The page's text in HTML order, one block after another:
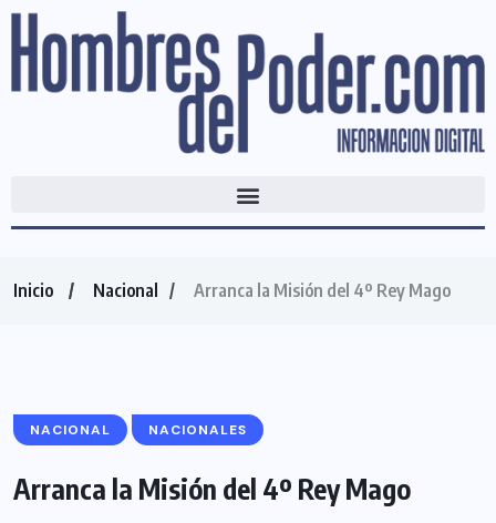
Inicio Nacional Arranca la Misión del 4º Rey Mago
NACIONAL NACIONALES
Arranca la Misión del 4º Rey Mago